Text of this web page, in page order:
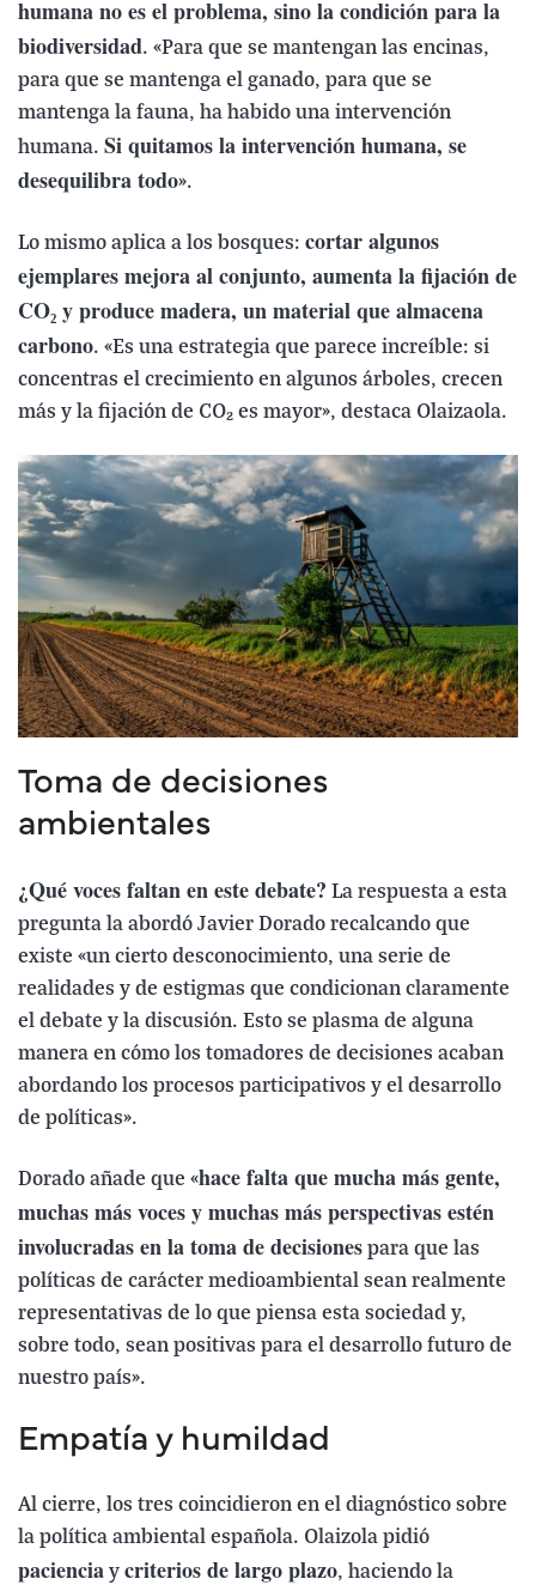
humana no es el problema, sino la condición para la
biodiversidad. «Para que se mantengan las encinas,
para que se mantenga el ganado, para que se
mantenga la fauna, ha habido una intervención
humana. Si quitamos la intervención humana, se
desequilibra todo».
Lo mismo aplica a los bosques: cortar algunos
ejemplares mejora al conjunto, aumenta la fijación de
CO₂ y produce madera, un material que almacena
carbono. «Es una estrategia que parece increíble: si
concentras el crecimiento en algunos árboles, crecen
más y la fijación de CO₂ es mayor», destaca Olaizaola.
Toma de decisiones
ambientales
¿Qué voces faltan en este debate? La respuesta a esta
pregunta la abordó Javier Dorado recalcando que
existe «un cierto desconocimiento, una serie de
realidades y de estigmas que condicionan claramente
el debate y la discusión. Esto se plasma de alguna
manera en cómo los tomadores de decisiones acaban
abordando los procesos participativos y el desarrollo
de políticas».
Dorado añade que «hace falta que mucha más gente,
muchas más voces y muchas más perspectivas estén
involucradas en la toma de decisiones para que las
políticas de carácter medioambiental sean realmente
representativas de lo que piensa esta sociedad y,
sobre todo, sean positivas para el desarrollo futuro de
nuestro país».
Empatía y humildad
Al cierre, los tres coincidieron en el diagnóstico sobre
la política ambiental española. Olaizola pidió
paciencia y criterios de largo plazo, haciendo la